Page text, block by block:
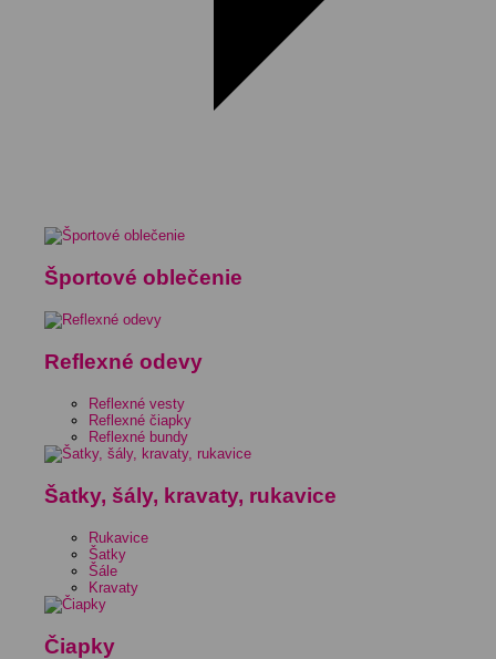
Športové oblečenie
Reflexné odevy
Reflexné vesty
Reflexné čiapky
Reflexné bundy
Šatky, šály, kravaty, rukavice
Rukavice
Šatky
Šále
Kravaty
Čiapky